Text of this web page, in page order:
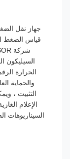
قياس الضغط
السيليكون
الحرارة الرقمية،
والحماية
التثبيت ،
الإعلام الغازية
السيناريوهات